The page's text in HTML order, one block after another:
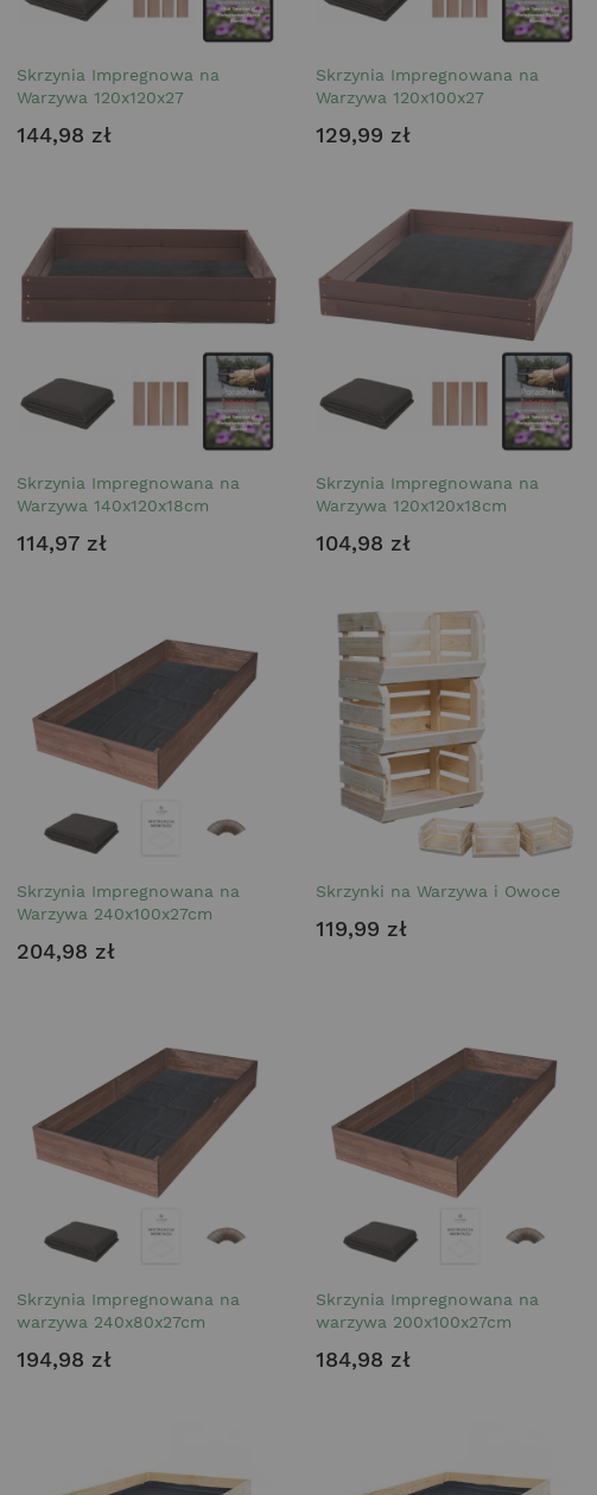
Skrzynia Impregnowa na
Warzywa 120x120x27
144,98 zł
Skrzynia Impregnowana na
Warzywa 120x100x27
129,99 zł
Skrzynia Impregnowana na
Warzywa 140x120x18cm
114,97 zł
Skrzynia Impregnowana na
Warzywa 120x120x18cm
104,98 zł
Skrzynia Impregnowana na
Warzywa 240x100x27cm
204,98 zł
Skrzynki na Warzywa i Owoce
119,99 zł
Skrzynia Impregnowana na
warzywa 240x80x27cm
194,98 zł
Skrzynia Impregnowana na
warzywa 200x100x27cm
184,98 zł